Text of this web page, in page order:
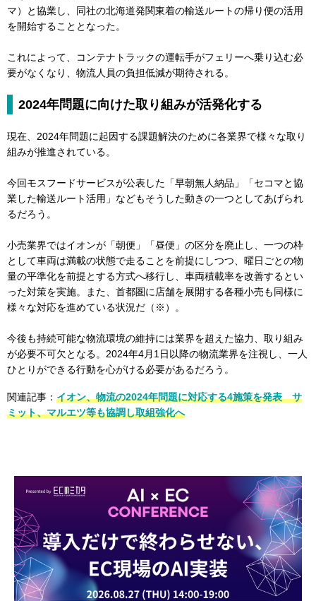
マ）と協業し、同社の北海道発関東着の輸送ルートの帰り便の活用
を開始することとなった。
これによって、コンテナトラックの運転手がフェリーへ乗り込む必
要がなくなり、物流人員の負担低減が期待される。
2024年問題に向けた取り組みが活発化する
現在、2024年問題に起因する課題解決のために各業界で様々な取り
組みが推進されている。
今回モスフードサービスが公表した「早朝無人納品」「セコマと協
業した輸送ルート活用」などもそうした動きの一つとしてあげられ
るだろう。
小売業界ではイオンが「朝便」「昼便」の区分を廃止し、一つの枠
として車両は満載の状態で走ることを前提にしつつ、曜日ごとの物
量の平準化を前提とする方式へ移行し、車両積載率を改善するとい
った対策を実施。また、首都圏に店舗を展開する各種小売も同様に
様々な対応を進めている状況だ（※）。
今後も持続可能な物流環境の維持には業界を超えた協力、取り組み
が必要不可欠となる。2024年4月1日以降の物流業界を注視し、一人
ひとりができる行動を心がける必要があるだろう。
関連記事： イオン、物流の2024年問題に対応する4施策を発表 サ
ミット、マルエツ等も協調し取組強化へ